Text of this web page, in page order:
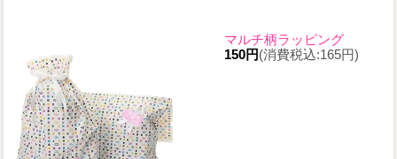
マルチ柄ラッピング
150円(消費税込:165円)